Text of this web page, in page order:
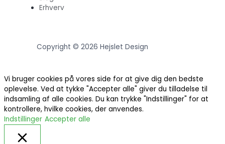
Erhverv
Copyright © 2026 Hejslet Design
Vi bruger cookies på vores side for at give dig den bedste
oplevelse. Ved at tykke "Accepter alle" giver du tilladelse til
indsamling af alle cookies. Du kan trykke "Indstillinger" for at
kontrollere, hvilke cookies, der anvendes.
Indstillinger Accepter alle